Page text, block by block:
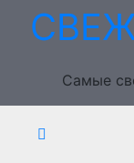
Перейти
Самые